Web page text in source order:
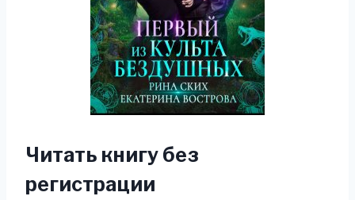
Читать книгу без
регистрации